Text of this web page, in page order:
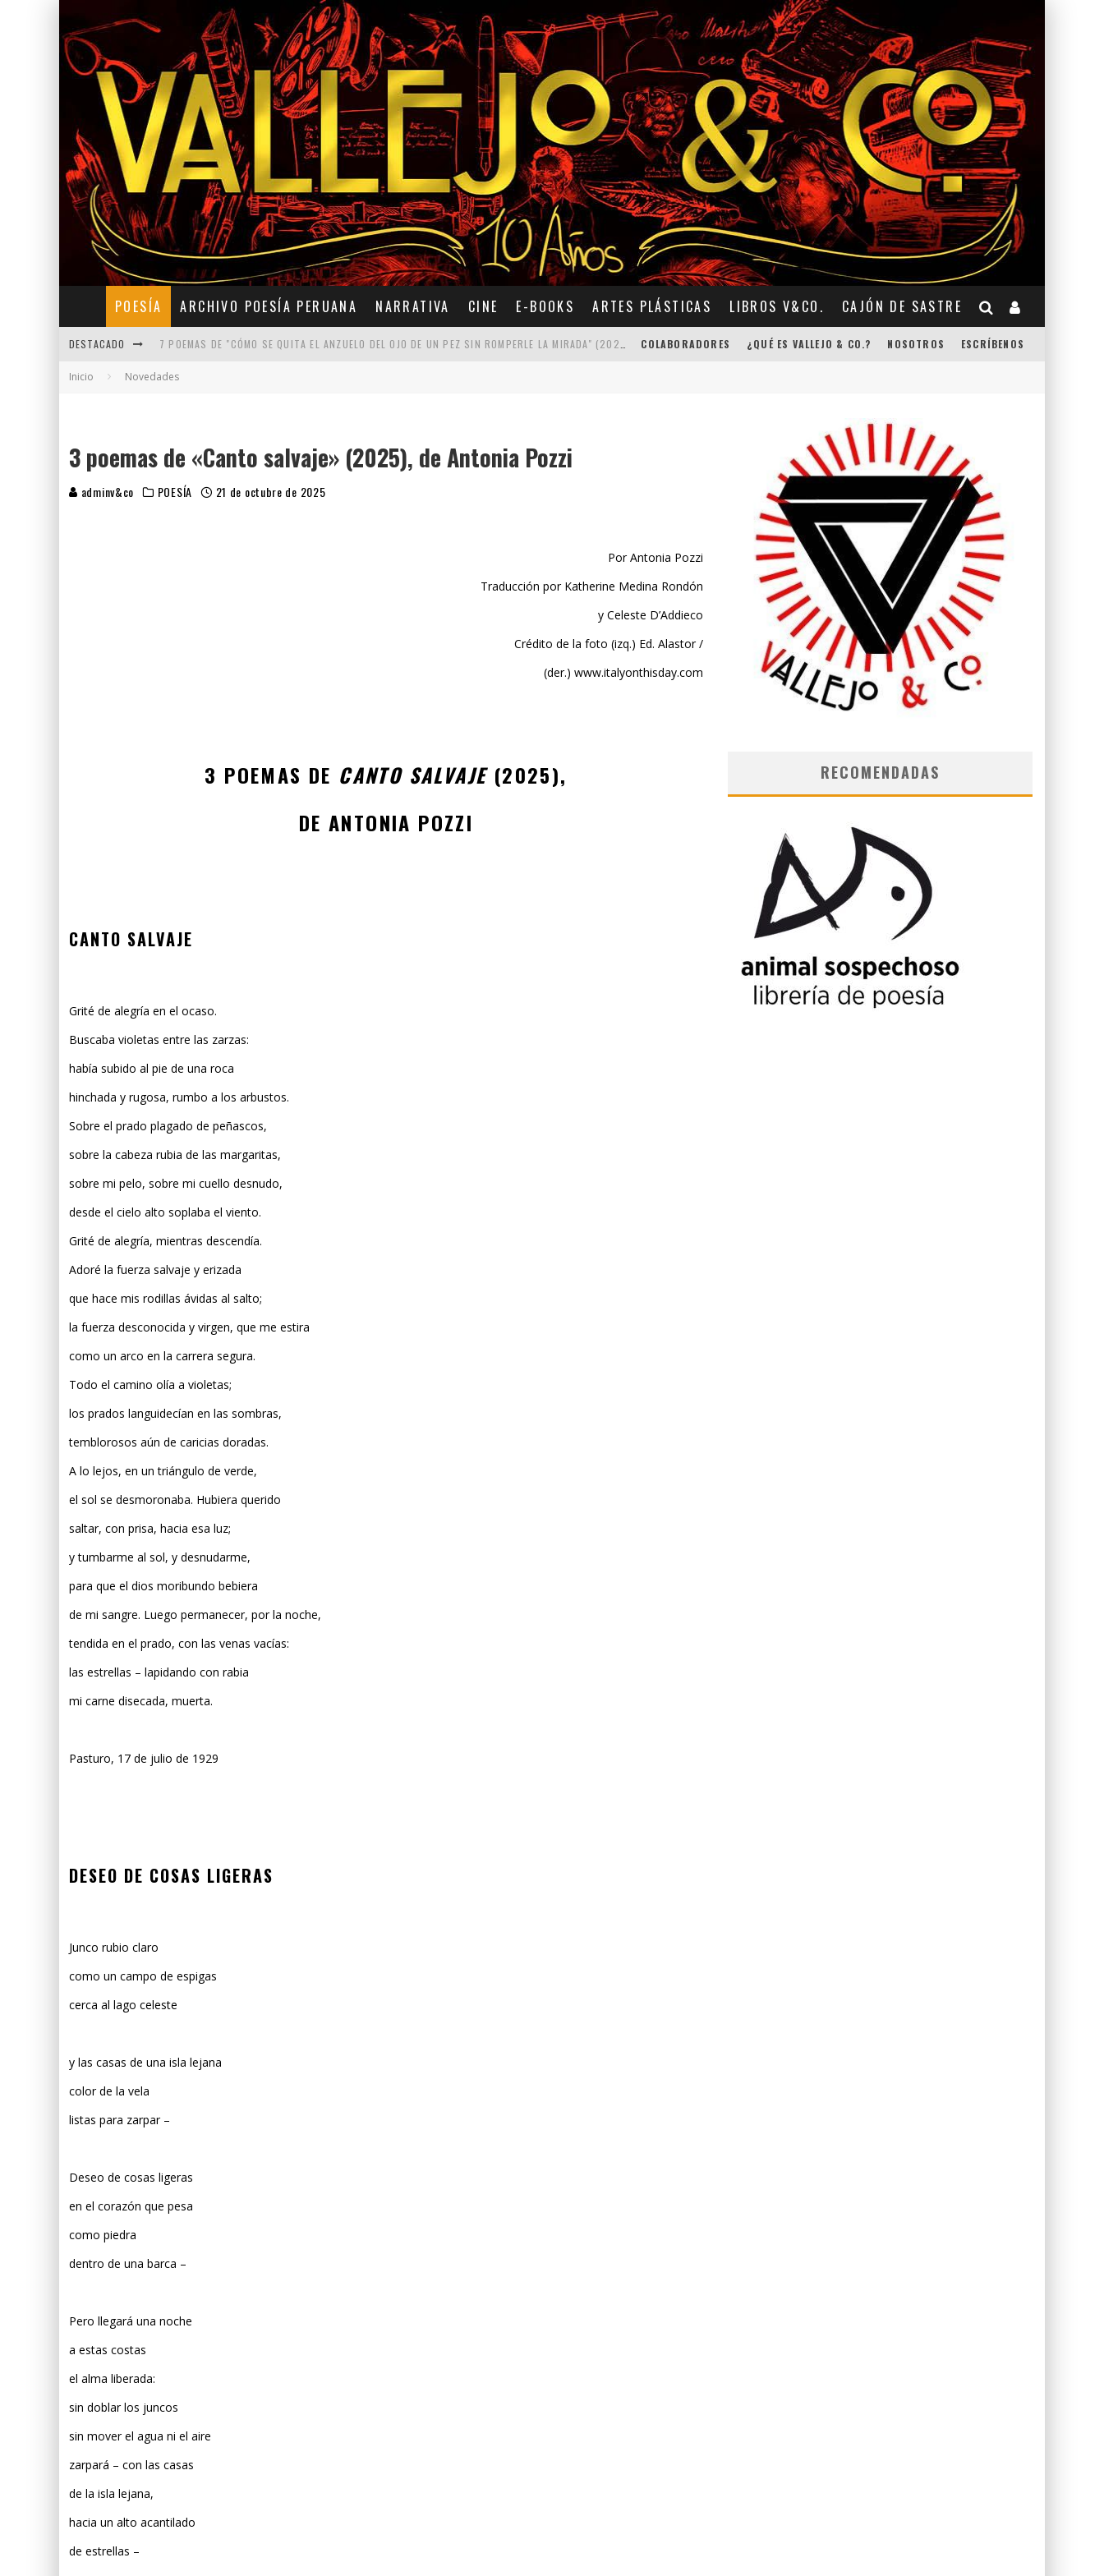
POESÍA ARCHIVO POESÍA PERUANA NARRATIVA CINE E-BOOKS ARTES PLÁSTICAS LIBROS V&CO. CAJÓN DE SASTRE
DESTACADO
5 POEMAS DE "NUNCA DE MÍ TU ESPEJISMO" (2025), DE ROMINA SILMAN
COLABORADORES ¿QUÉ ES VALLEJO & CO.? NOSOTROS ESCRÍBENOS
Inicio Novedades
3 poemas de «Canto salvaje» (2025), de Antonia Pozzi
adminv&co POESÍA 21 de octubre de 2025
Por Antonia Pozzi
Traducción por Katherine Medina Rondón
y Celeste D’Addieco
Crédito de la foto (izq.) Ed. Alastor /
(der.) www.italyonthisday.com
3 POEMAS DE CANTO SALVAJE(2025),
DE ANTONIA POZZI
CANTO SALVAJE
Grité de alegría en el ocaso.
Buscaba violetas entre las zarzas:
había subido al pie de una roca
hinchada y rugosa, rumbo a los arbustos.
Sobre el prado plagado de peñascos,
sobre la cabeza rubia de las margaritas,
sobre mi pelo, sobre mi cuello desnudo,
desde el cielo alto soplaba el viento.
Grité de alegría, mientras descendía.
Adoré la fuerza salvaje y erizada
que hace mis rodillas ávidas al salto;
la fuerza desconocida y virgen, que me estira
como un arco en la carrera segura.
Todo el camino olía a violetas;
los prados languidecían en las sombras,
temblorosos aún de caricias doradas.
A lo lejos, en un triángulo de verde,
el sol se desmoronaba. Hubiera querido
saltar, con prisa, hacia esa luz;
y tumbarme al sol, y desnudarme,
para que el dios moribundo bebiera
de mi sangre. Luego permanecer, por la noche,
tendida en el prado, con las venas vacías:
las estrellas – lapidando con rabia
mi carne disecada, muerta.
Pasturo, 17 de julio de 1929
DESEO DE COSAS LIGERAS
Junco rubio claro
como un campo de espigas
cerca al lago celeste
y las casas de una isla lejana
color de la vela
listas para zarpar –
Deseo de cosas ligeras
en el corazón que pesa
como piedra
dentro de una barca –
Pero llegará una noche
a estas costas
el alma liberada:
sin doblar los juncos
sin mover el agua ni el aire
zarpará – con las casas
de la isla lejana,
hacia un alto acantilado
de estrellas –
RECOMENDADAS